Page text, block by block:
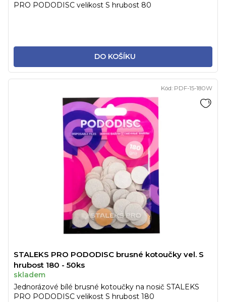
DO KOŠÍKU
PRO PODODISC velikost S hrubost 80
STALEKS PRO PODODISC brusné kotoučky vel. S
hrubost 180 - 50ks
skladem
Jednorázové bílé brusné kotoučky na nosič STALEKS
PRO PODODISC velikost S hrubost 180
Kód: PDF-15-180W